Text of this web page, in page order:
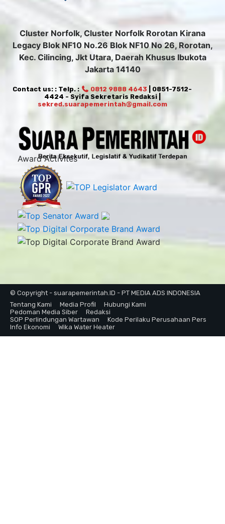
Cluster Norfolk, Cluster Norfolk Rorotan Kirana
Legacy Blok NF10 No.26 Blok NF10 No 26, Rorotan,
Kec. Cilincing, Jkt Utara, Daerah Khusus Ibukota
Jakarta 14140
Contact us: : Telp. : 0812 9888 4643 | 0851-7512-
4424 - Syifa Sekretaris Redaksi |
sekred.suarapemerintah@gmail.com
Award Activites
© Copyright - suarapemerintah.ID - PT MEDIA ADS INDONESIA
Tentang Kami
Media Profil
Hubungi Kami
Pedoman Media Siber
Redaksi
SOP Perlindungan Wartawan
Kode Perilaku Perusahaan Pers
Info Ekonomi
Wika Water Heater